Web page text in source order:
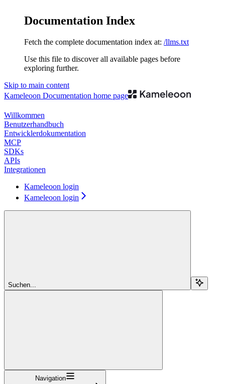
Documentation Index
Fetch the complete documentation index at: /llms.txt
Use this file to discover all available pages before
exploring further.
Skip to main content
Kameleoon Documentation home page
Willkommen
Benutzerhandbuch
Entwicklerdokumentation
MCP
SDKs
APIs
Integrationen
Kameleoon login
Kameleoon login
Suchen...
Navigation